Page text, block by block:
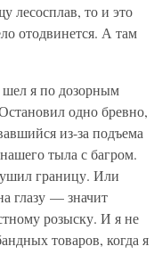
лесосплав, то и это
отодвинется. А там
шел я по дозорным
одно бревно,
из-за подъема
тыла с багром.
границу. Или
глазу — значит
розыску. И я не
товаров, когда я